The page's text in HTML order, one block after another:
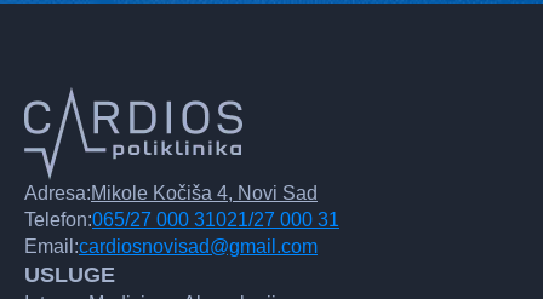
Adresa:Mikole Kočiša 4, Novi Sad
Telefon:065/27 000 31021/27 000 31
Email:cardiosnovisad@gmail.com
USLUGE